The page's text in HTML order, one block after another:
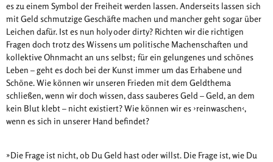
es zu einem Symbol der Freiheit werden lassen. Anderseits lassen sich
mit Geld schmutzige Geschäfte machen und mancher geht sogar über
Leichen dafür. Ist es nun holy oder dirty? Richten wir die richtigen
Fragen doch trotz des Wissens um politische Machenschaften und
kollektive Ohnmacht an uns selbst; für ein gelungenes und schönes
Leben – geht es doch bei der Kunst immer um das Erhabene und
Schöne. Wie können wir unseren Frieden mit dem Geldthema
schließen, wenn wir doch wissen, dass sauberes Geld – Geld, an dem
kein Blut klebt – nicht existiert? Wie können wir es ›reinwaschen‹,
wenn es sich in unserer Hand befindet?
»Die Frage ist nicht, ob Du Geld hast oder willst. Die Frage ist, wie Du